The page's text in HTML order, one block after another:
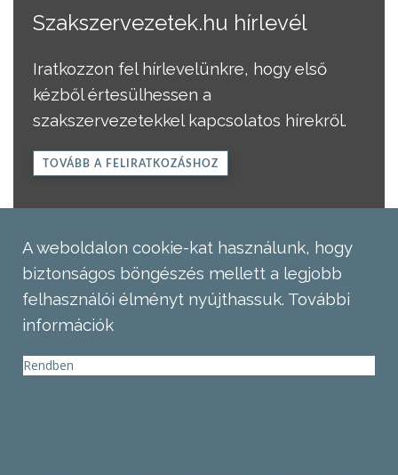
Szakszervezetek.hu hírlevél
Iratkozzon fel hírlevelünkre, hogy első
kézből értesülhessen a
szakszervezetekkel kapcsolatos hírekről.
TOVÁBB A FELIRATKOZÁSHOZ
A weboldalon cookie-kat használunk, hogy
biztonságos böngészés mellett a legjobb
felhasználói élményt nyújthassuk. További
információk
Rendben